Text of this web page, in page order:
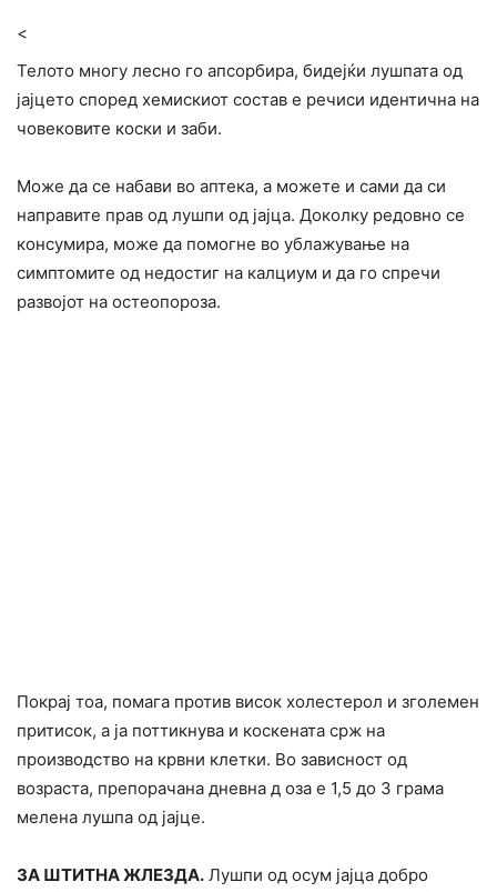
<
Телото многу лесно го апсорбира, бидејќи лушпата од
јајцето според хемискиот состав е речиси идентична на
човековите коски и заби.
Може да се набави во аптека, а можете и сами да си
направите прав од лушпи од јајца. Доколку редовно се
конcyмира, може да помогне во ублажување на
симптомите од недостиг на калциум и да го спречи
развојот на остеопороза.
Покрај тоа, помага против висок холестерол и зголемен
притисок, а ја поттикнува и коскената срж на
производство на кpвни клетки. Во зависност од
возраста, препорачана дневна д оза е 1,5 до 3 грама
мелена лушпа од јајце.
ЗА ШТИТНА ЖЛЕЗДА. Лушпи од осум јајца добро